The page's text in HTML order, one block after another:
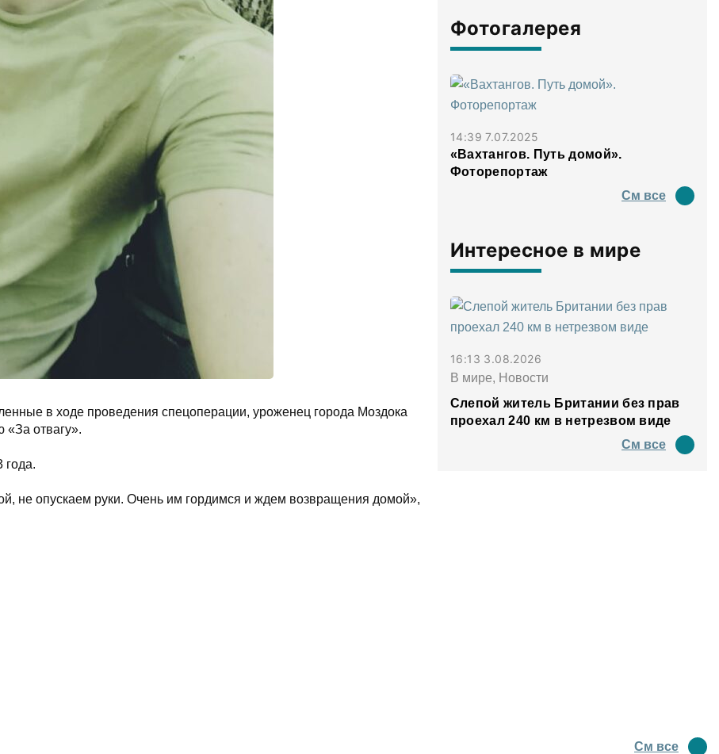
в ходе проведения спецоперации, уроженец города Моздока
отвагу».
года.
не опускаем руки. Очень им гордимся и ждем возвращения домой»,
Фотогалерея
14:39 7.07.2025
«Вахтангов. Путь домой».
Фоторепортаж
См все
Интересное в мире
16:13 3.08.2026
В мире, Новости
Слепой житель Британии без прав
проехал 240 км в нетрезвом виде
См все
См все